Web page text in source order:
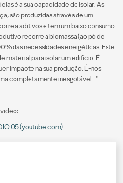
é a sua capacidade de isolar. As
são produzidas através de um
a aditivos e tem um baixo consumo
recorre a biomassa (ao pó de
das necessidades energéticas. Este
material para isolar um edifício. É
impacte na sua produção. É-nos
completamente inesgotável...''
05 (youtube.com)